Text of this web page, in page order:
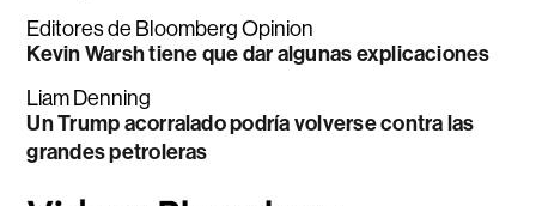
Editores de Bloomberg Opinion
Kevin Warsh tiene que dar algunas explicaciones
Liam Denning
Un Trump acorralado podría volverse contra las
grandes petroleras